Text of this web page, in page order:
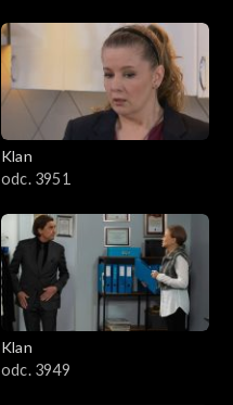
Klan
odc. 3951
Klan
odc. 3949